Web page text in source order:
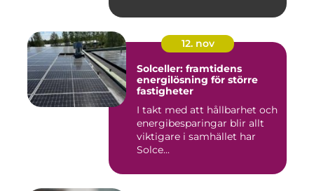
12. nov
Solceller: framtidens
energilösning för större
fastigheter
I takt med att hållbarhet och
energibesparingar blir allt
viktigare i samhället har
Solce...